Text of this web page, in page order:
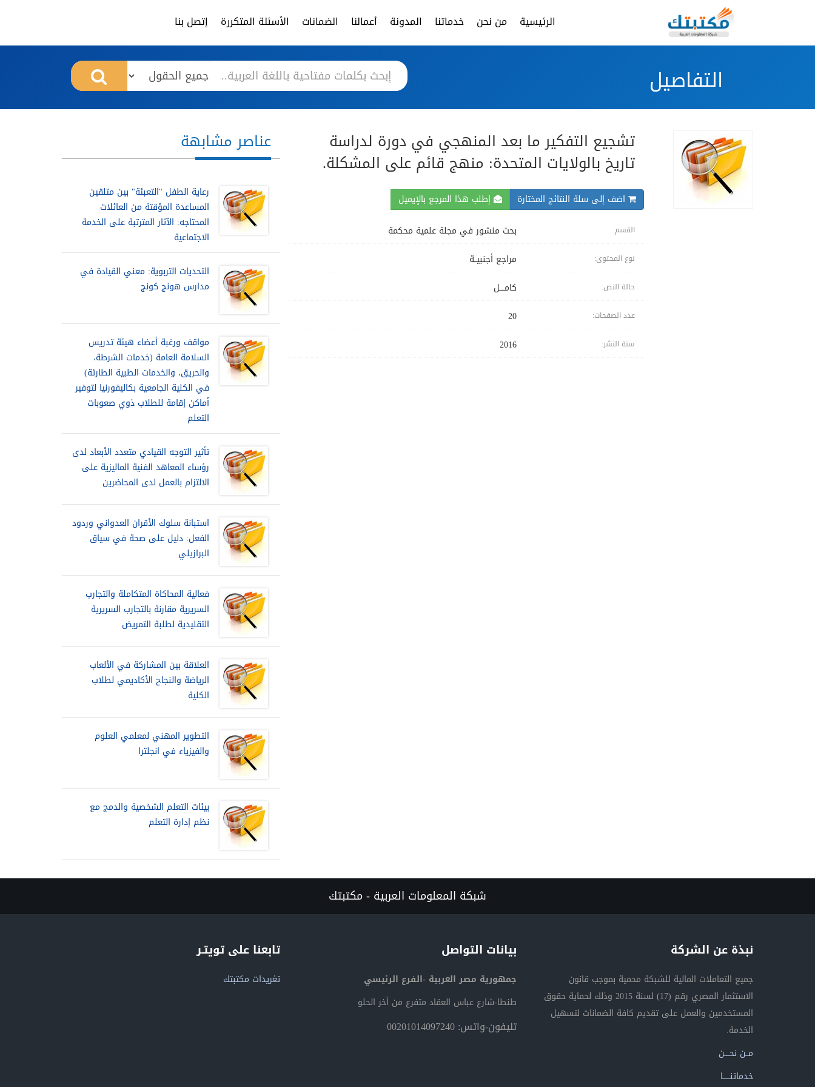
الرئيسية من نحن خدماتنا المدونة أعمالنا الضمانات الأسئلة المتكررة إتصل بنا
التفاصيل
تشجيع التفكير ما بعد المنهجي في دورة لدراسة
تاريخ بالولايات المتحدة: منهج قائم على المشكلة.
اضف إلى سلة النتائج المختارة إطلب هذا المرجع بالإيميل
القسم: بحث منشور في مجلة علمية محكمة
نوع المحتوى: مراجع أجنبيــة
حالة النص: كامــــل
عدد الصفحات: 20
سنة النشر: 2016
عناصر مشابهة
رعاية الطفل "التعبئة" بين متلقين
المساعدة المؤقتة من العائلات
المحتاجه: الآثار المترتبة على الخدمة
الاجتماعية
التحديات التربوية: معني القيادة في
مدارس هونج كونج
مواقف ورغبة أعضاء هيئة تدريس
السلامة العامة (خدمات الشرطة،
والحريق، والخدمات الطبية الطارئة)
في الكلية الجامعية بكاليفورنيا لتوفير
أماكن إقامة للطلاب ذوي صعوبات
التعلم
تأثير التوجه القيادي متعدد الأبعاد لدى
رؤساء المعاهد الفنية الماليزية على
الالتزام بالعمل لدى المحاضرين
استبانة سلوك الأقران العدواني وردود
الفعل: دليل على صحة في سياق
البرازيلي
فعالية المحاكاة المتكاملة والتجارب
السريرية مقارنة بالتجارب السريرية
التقليدية لطلبة التمريض
العلاقة بين المشاركة في الألعاب
الرياضة والنجاح الأكاديمي لطلاب
الكلية
التطوير المهني لمعلمي العلوم
والفيزياء في انجلترا
بيئات التعلم الشخصية والدمج مع
نظم إدارة التعلم
شبكة المعلومات العربية - مكتبتك
نبذة عن الشركة
جميع التعاملات المالية للشبكة محمية بموجب قانون
الاستثمار المصري رقم (17) لسنة 2015 وذلك لحماية حقوق
المستخدمين والعمل على تقديم كافة الضمانات لتسهيل
الخدمة.
مــن نحــــن
خدماتنــــــا
بيانات التواصل
جمهورية مصر العربية -الفرع الرئيسي
طنطا-شارع عباس العقاد متفرع من أخر الحلو
تليفون-واتس: 00201014097240
تابعنا على تويتـر
تغريدات مكتبتك